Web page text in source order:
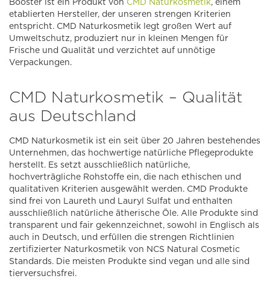
Booster ist ein Produkt von CMD Naturkosmetik, einem
etablierten Hersteller, der unseren strengen Kriterien
entspricht. CMD Naturkosmetik legt großen Wert auf
Umweltschutz, produziert nur in kleinen Mengen für
Frische und Qualität und verzichtet auf unnötige
Verpackungen.
CMD Naturkosmetik – Qualität
aus Deutschland
CMD Naturkosmetik ist ein seit über 20 Jahren bestehendes
Unternehmen, das hochwertige natürliche Pflegeprodukte
herstellt. Es setzt ausschließlich natürliche,
hochverträgliche Rohstoffe ein, die nach ethischen und
qualitativen Kriterien ausgewählt werden. CMD Produkte
sind frei von Laureth und Lauryl Sulfat und enthalten
ausschließlich natürliche ätherische Öle. Alle Produkte sind
transparent und fair gekennzeichnet, sowohl in Englisch als
auch in Deutsch, und erfüllen die strengen Richtlinien
zertifizierter Naturkosmetik von NCS Natural Cosmetic
Standards. Die meisten Produkte sind vegan und alle sind
tierversuchsfrei.